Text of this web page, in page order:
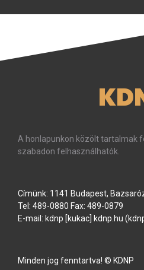
A honlapunkon közölt tartalmak
szabadon felhasználhatók.
Címünk: 1141 Budapest,
Tel: 489-0880 Fax: 489-0879
E-mail: kdnp [kukac] kdnp hu
Minden jog fenntartva! © KDNP